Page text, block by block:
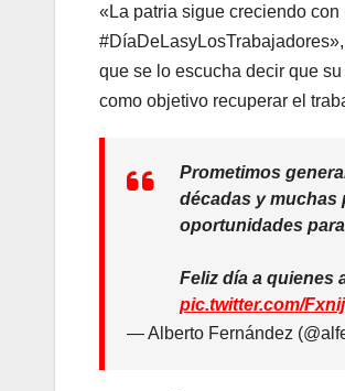
«La patria sigue creciendo
que se lo escucha decir que
como objetivo recuperar el
Prometimos
décadas y muchas
oportunidades
Feliz día a quienes
pic.twitter.com/
— Alberto Fernández